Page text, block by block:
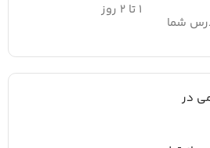
شما
۱ تا ۲ روز
در